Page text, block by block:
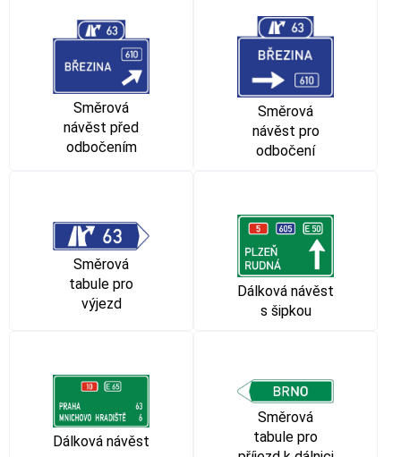
Směrová
návěst před
odbočením
Směrová
návěst pro
odbočení
Směrová
tabule pro
výjezd
Dálková návěst
s šipkou
Dálková návěst
Směrová
tabule pro